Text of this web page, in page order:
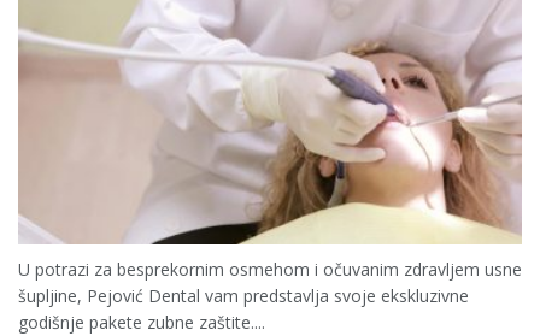
U potrazi za besprekornim osmehom i očuvanim zdravljem usne
šupljine, Pejović Dental vam predstavlja svoje ekskluzivne
godišnje pakete zubne zaštite....